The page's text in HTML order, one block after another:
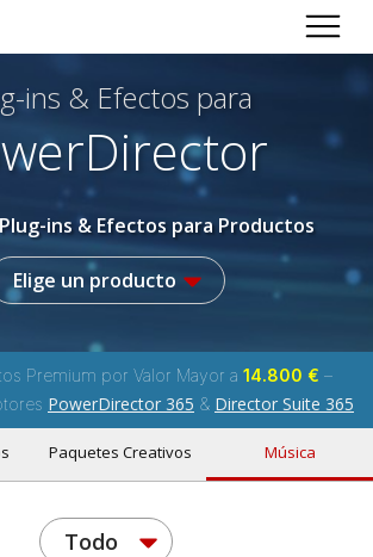
ins & Efectos para
ins & Efectos para Productos
Elige un producto
Premium por Valor Mayor a 14.800 € –
PowerDirector 365 & Director Suite 365
Paquetes Creativos Música
Todo